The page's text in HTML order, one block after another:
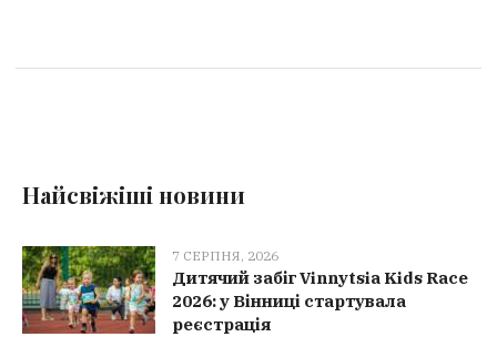
Найсвіжіші новини
7 СЕРПНЯ, 2026
Дитячий забіг Vinnytsia Kids Race
2026: у Вінниці стартувала
реєстрація